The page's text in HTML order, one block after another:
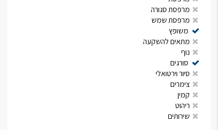
מרפסת סגורה
מרפסת שמש
משופץ
מתאים להשקעה
נוף
סורגים
סיור וירטואלי
צימרים
קמין
ריהוט
שירותים